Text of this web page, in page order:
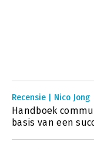
Recensie | Nico Jong
Handboek
basis van een